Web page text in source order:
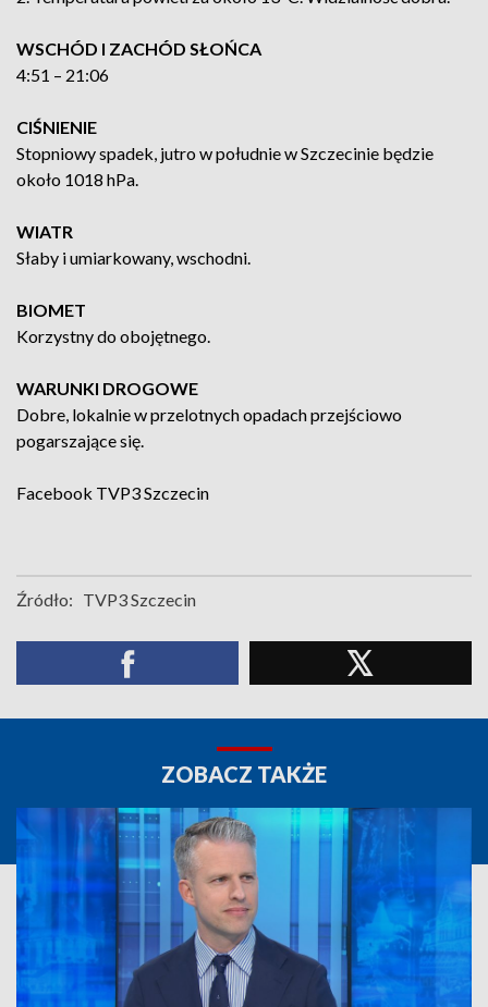
WSCHÓD I ZACHÓD SŁOŃCA
4:51 – 21:06
CIŚNIENIE
Stopniowy spadek, jutro w południe w Szczecinie będzie
około 1018 hPa.
WIATR
Słaby i umiarkowany, wschodni.
BIOMET
Korzystny do obojętnego.
WARUNKI DROGOWE
Dobre, lokalnie w przelotnych opadach przejściowo
pogarszające się.
Facebook TVP3 Szczecin
Źródło: TVP3 Szczecin
ZOBACZ TAKŻE